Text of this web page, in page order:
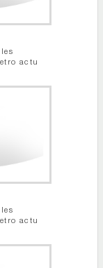
actu
actu